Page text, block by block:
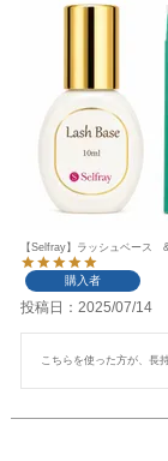
【Selfray】ラッシュベース
購入者
投稿日 2025/07/14
こちらを使った方が、長